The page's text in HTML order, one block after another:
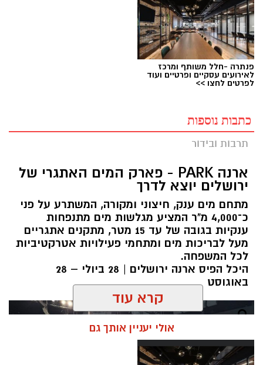
פנתרה -חלל משותף ומרכז
לאירועים עסקיים ופרטיים ועוד
לפרטים לחצו >>
כתבות נוספות
תרבות ובידור
ארנה PARK - פארק המים האתגרי של
ירושלים יוצא לדרך
מתחם מים ענק, חיצוני ומקורה, המשתרע על פני
כ־4,000 מ"ר המציע מגלשות מים מתנפחות
ענקיות בגובה של עד 15 מטר, מתקנים אתגריים
מעל לבריכות מים ומתחמי פעילויות אטרקטיביות
לכל המשפחה.
היכל הפיס ארנה ירושלים | 28 ביולי – 28
באוגוסט
קרא עוד
אולי יעניין אותך גם